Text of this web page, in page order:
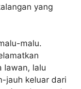
yang
malu.
lawan, lalu
jauh keluar dari